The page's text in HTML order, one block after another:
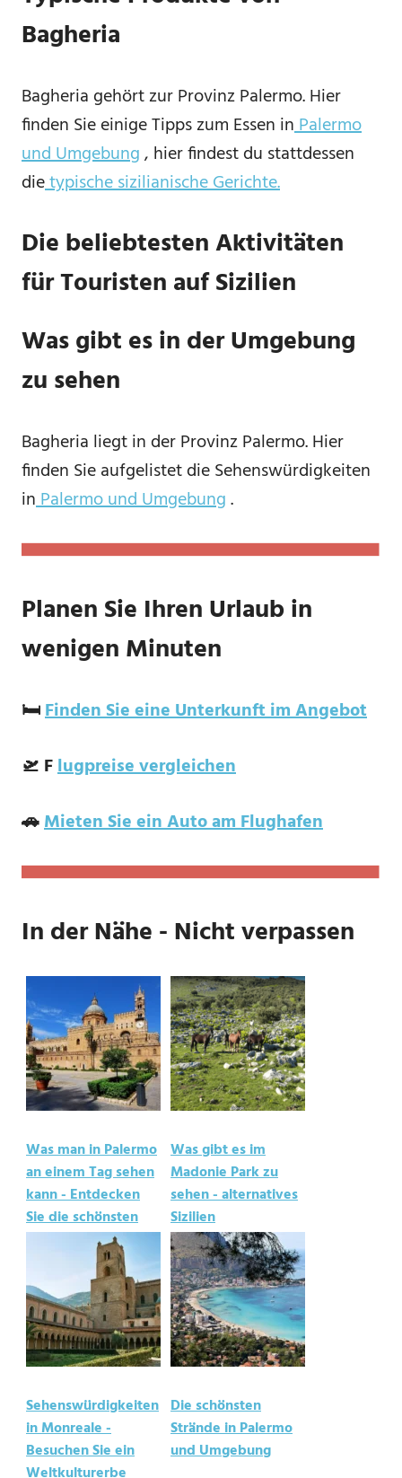
Bagheria
Bagheria gehört zur Provinz Palermo. Hier
finden Sie einige Tipps zum Essen inPalermo
und Umgebung, hier findest du stattdessen
dietypische sizilianische Gerichte.
Die beliebtesten Aktivitäten
für Touristen auf Sizilien
Was gibt es in der Umgebung
zu sehen
Bagheria liegt in der Provinz Palermo. Hier
finden Sie aufgelistet die Sehenswürdigkeiten
inPalermo und Umgebung.
Planen Sie Ihren Urlaub in
wenigen Minuten
🛏️Finden Sie eine Unterkunft im Angebot
🛫 Flugpreise vergleichen
🚗Mieten Sie ein Auto am Flughafen
In der Nähe - Nicht verpassen
Was man in Palermo
an einem Tag sehen
kann - Entdecken
Sie die schönsten
Was gibt es im
Madonie Park zu
sehen - alternatives
Sizilien
Sehenswürdigkeiten
in Monreale -
Besuchen Sie ein
Die schönsten
Strände in Palermo
und Umgebung